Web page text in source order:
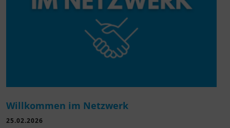
Willkommen im Netzwerk
25.02.2026